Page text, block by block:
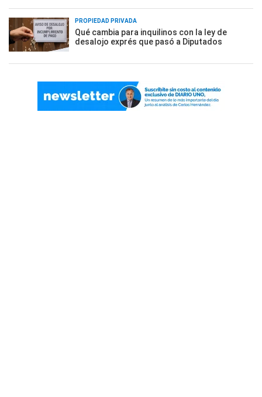
PROPIEDAD PRIVADA
Qué cambia para inquilinos con la ley de
desalojo exprés que pasó a Diputados